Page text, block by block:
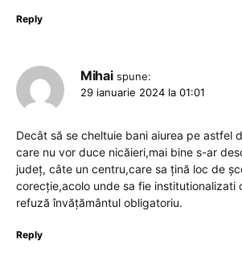
Reply
Mihai spune:
29 ianuarie 2024 la 01:01
Decât să se cheltuie bani aiurea pe astfel
care nu vor duce nicăieri,mai bine s-ar
județ, câte un centru,care sa țină loc de
corecție,acolo unde sa fie institutionalizati
refuză învățământul obligatoriu.
Reply